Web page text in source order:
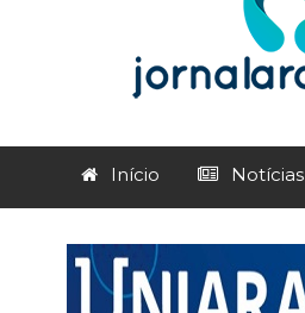
Início Notícias